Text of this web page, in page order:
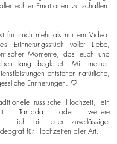
echter Emotionen zu schaffen.
für mich mehr als nur ein Video.
Erinnerungsstück voller Liebe,
Momente, das euch und
lang begleitet. Mit meinen
entstehen natürliche,
Erinnerungen. 🤍
russische Hochzeit, ein
Tamada oder weitere
– ich bin euer zuverlässiger
für Hochzeiten aller Art.